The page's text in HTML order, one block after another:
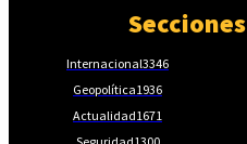
Secciones
Internacional3346
Geopolítica1936
Actualidad1671